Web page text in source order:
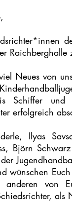
Raichberghalle
Neues von
Schiffer
erfolgreich
Ilyas
Björn
wünschen
von
als